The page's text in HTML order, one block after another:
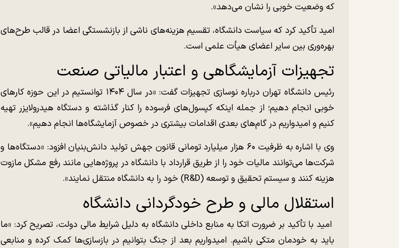
که وضعیت خوبی را نشان می‌دهد».
امید تأکید کرد که سیاست دانشگاه، تقسیم هزینه‌های ناشی از بازنشستگی اعضا در قالب طرح‌های
بهره‌وری بین سایر اعضای هیأت علمی است.
تجهیزات آزمایشگاهی و اعتبار مالیاتی صنعت
رئیس دانشگاه تهران درباره نوسازی تجهیزات گفت: «در سال ۱۴۰۴ توانستیم در این حوزه کار‌های
خوبی انجام دهیم؛ از جمله اینکه کپسول‌های فرسوده را کنار گذاشته و دستگاه هیدرولایزر تهیه
کنیم و امیدواریم در گام‌های بعدی اقدامات بیشتری در خصوص آزمایشگاه‌ها انجام دهیم».
وی با اشاره به ظرفیت ۶۰ هزار میلیارد تومانی قانون جهش تولید دانش‌بنیان افزود: «دستگاه‌ها و
شرکت‌ها می‌توانند مالیات خود را از طریق قرارداد با دانشگاه در پروژه‌هایی مانند رفع مشکل مازوت
هزینه کنند و سیستم تحقیق و توسعه (R&D) خود را به دانشگاه منتقل نمایند».
استقلال مالی و طرح خودگردانی دانشگاه
امید با تأکید بر ضرورت اتکا به منابع داخلی دانشگاه به دلیل شرایط مالی دولت، تصریح کرد: «ما
باید به خودمان متکی باشیم. امیدواریم بعد از جنگ بتوانیم در بازسازی‌ها کمک کرده و منابعی